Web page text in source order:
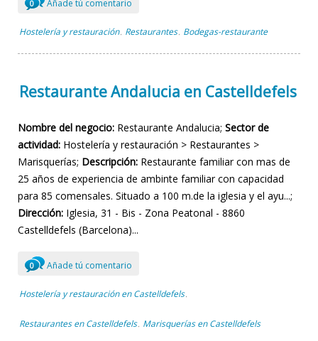
0 Añade tú comentario
Hostelería y restauración , Restaurantes , Bodegas-restaurante
Restaurante Andalucia en Castelldefels
Nombre del negocio: Restaurante Andalucia; Sector de
actividad: Hostelería y restauración > Restaurantes >
Marisquerías; Descripción: Restaurante familiar con mas de
25 años de experiencia de ambinte familiar con capacidad
para 85 comensales. Situado a 100 m.de la iglesia y el ayu...;
Dirección: Iglesia, 31 - Bis - Zona Peatonal - 8860
Castelldefels (Barcelona)...
0 Añade tú comentario
Hostelería y restauración en Castelldefels ,
Restaurantes en Castelldefels , Marisquerías en Castelldefels